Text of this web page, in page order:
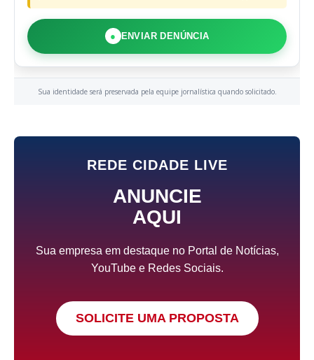
● ENVIAR DENÚNCIA
Sua identidade será preservada pela equipe jornalística quando solicitado.
REDE CIDADE LIVE
ANUNCIE
AQUI
Sua empresa em destaque no Portal de Notícias,
YouTube e Redes Sociais.
SOLICITE UMA PROPOSTA